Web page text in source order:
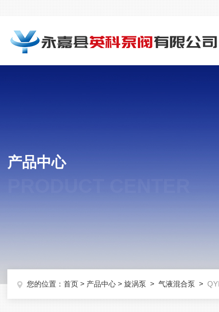
产品中心
您的位置： 首页 > 产品中心 > 旋涡泵 > 气液混合泵 >